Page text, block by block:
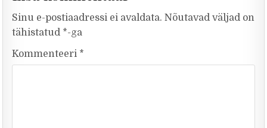
Sinu e-postiaadressi ei avaldata. Nõutavad väljad on
tähistatud *-ga
Kommenteeri *